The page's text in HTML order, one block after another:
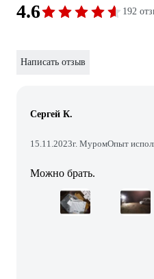
4.6 192
Написать отзыв
Сергей К.
15.11.2023г. МуромОпыт
Можно брать.